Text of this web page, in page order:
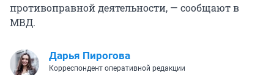
противоправной деятельности, — сообщают в
МВД.
Дарья Пирогова
Корреспондент оперативной редакции